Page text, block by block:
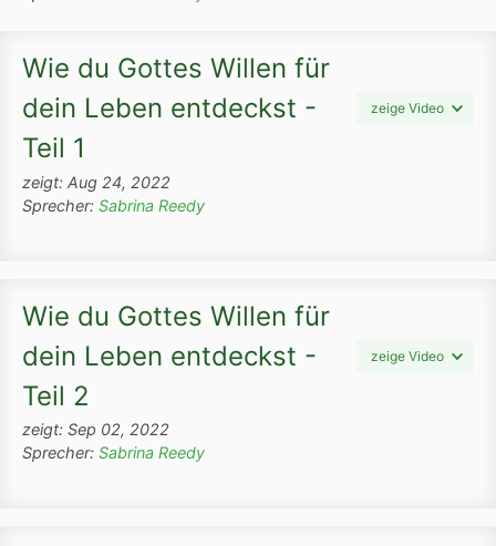
Wie du Gottes Willen für
dein Leben entdeckst -
Teil 1
zeige Video
zeigt: Aug 24, 2022
Sprecher: Sabrina Reedy
Wie du Gottes Willen für
dein Leben entdeckst -
Teil 2
zeige Video
zeigt: Sep 02, 2022
Sprecher: Sabrina Reedy